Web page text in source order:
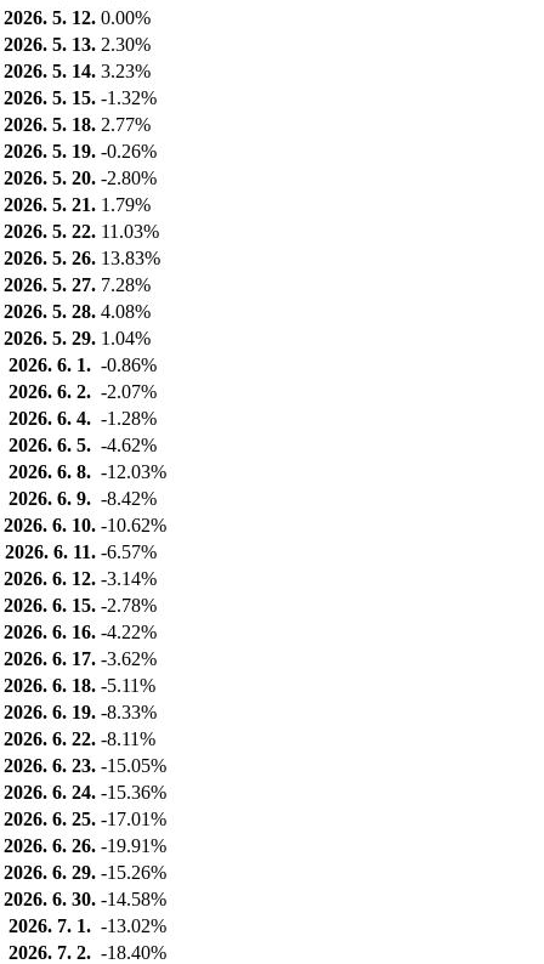
2026. 5. 12. 0.00%
2026. 5. 13. 2.30%
2026. 5. 14. 3.23%
2026. 5. 15. -1.32%
2026. 5. 18. 2.77%
2026. 5. 19. -0.26%
2026. 5. 20. -2.80%
2026. 5. 21. 1.79%
2026. 5. 22. 11.03%
2026. 5. 26. 13.83%
2026. 5. 27. 7.28%
2026. 5. 28. 4.08%
2026. 5. 29. 1.04%
2026. 6. 1. -0.86%
2026. 6. 2. -2.07%
2026. 6. 4. -1.28%
2026. 6. 5. -4.62%
2026. 6. 8. -12.03%
2026. 6. 9. -8.42%
2026. 6. 10. -10.62%
2026. 6. 11. -6.57%
2026. 6. 12. -3.14%
2026. 6. 15. -2.78%
2026. 6. 16. -4.22%
2026. 6. 17. -3.62%
2026. 6. 18. -5.11%
2026. 6. 19. -8.33%
2026. 6. 22. -8.11%
2026. 6. 23. -15.05%
2026. 6. 24. -15.36%
2026. 6. 25. -17.01%
2026. 6. 26. -19.91%
2026. 6. 29. -15.26%
2026. 6. 30. -14.58%
2026. 7. 1. -13.02%
2026. 7. 2. -18.40%